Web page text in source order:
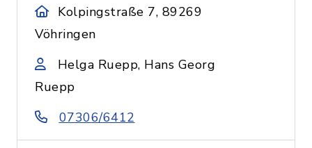
Kolpingstraße 7, 89269
Vöhringen
Helga Ruepp, Hans Georg
Ruepp
07306/6412